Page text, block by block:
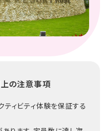
上の注意事項
ティビティ体験を保証する